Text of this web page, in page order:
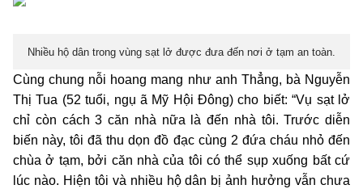
Nhiều hộ dân trong vùng sạt lở được đưa đến nơi ở tạm an toàn.
Cùng chung nỗi hoang mang như anh Thẳng, bà Nguyễn
Thị Tua (52 tuổi, ngụ ã Mỹ Hội Đông) cho biết: “Vụ sạt lở
chỉ còn cách 3 căn nhà nữa là đến nhà tôi. Trước diễn
biến này, tôi đã thu dọn đồ đạc cùng 2 đứa cháu nhỏ đến
chùa ở tạm, bởi căn nhà của tôi có thể sụp xuống bất cứ
lúc nào. Hiện tôi và nhiều hộ dân bị ảnh hưởng vẫn chưa